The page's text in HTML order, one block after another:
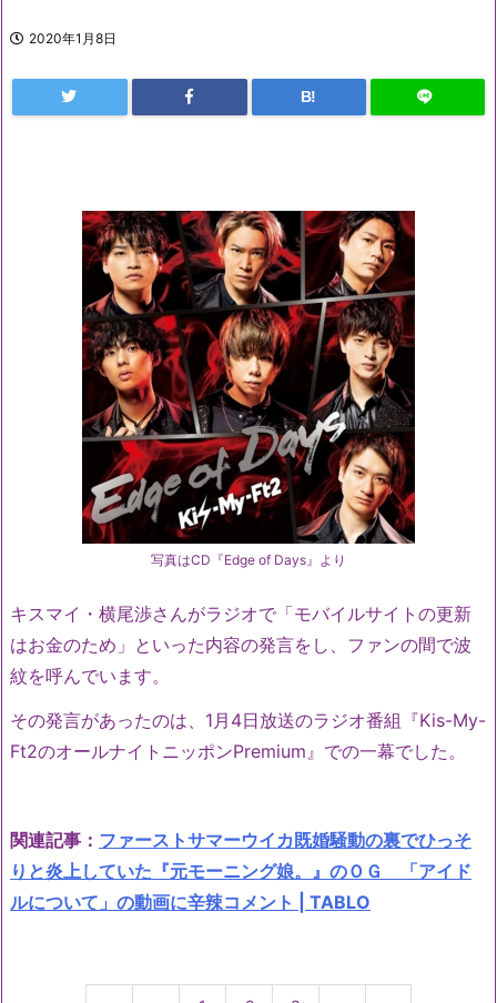
2020年1月8日
B!
写真はCD『Edge of Days』より
キスマイ・横尾渉さんがラジオで「モバイルサイトの更新
はお金のため」といった内容の発言をし、ファンの間で波
紋を呼んでいます。
その発言があったのは、 1月 4日放送のラジオ番組『Kis-My-
Ft2のオールナイトニッポンPremium』での一幕でした。
関連記事： ファーストサマーウイカ既婚騒動の裏でひっそ
りと炎上していた『元モーニング娘。』のＯＧ 「アイド
ルについて」の動画に辛辣コメント | TABLO